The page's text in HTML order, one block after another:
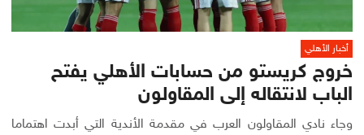
أخبار الأهلي
خروج كريستو من حسابات الأهلي يفتح
الباب لانتقاله إلى المقاولون
وجاء نادي المقاولون العرب في مقدمة الأندية التي أبدت اهتماما